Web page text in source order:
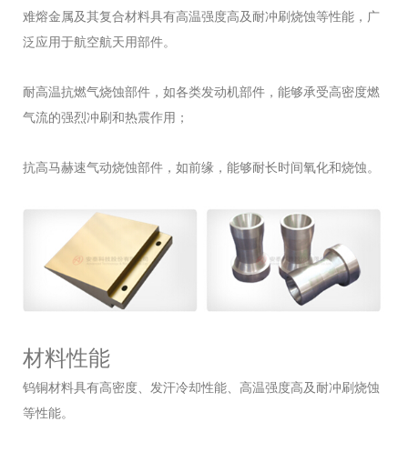
难熔金属及其复合材料具有高温强度高及耐冲刷烧蚀等性能，广
泛应用于航空航天用部件。
耐高温抗燃气烧蚀部件，如各类发动机部件，能够承受高密度燃
气流的强烈冲刷和热震作用；
抗高马赫速气动烧蚀部件，如前缘，能够耐长时间氧化和烧蚀。
材料性能
钨铜材料具有高密度、发汗冷却性能、高温强度高及耐冲刷烧蚀
等性能。